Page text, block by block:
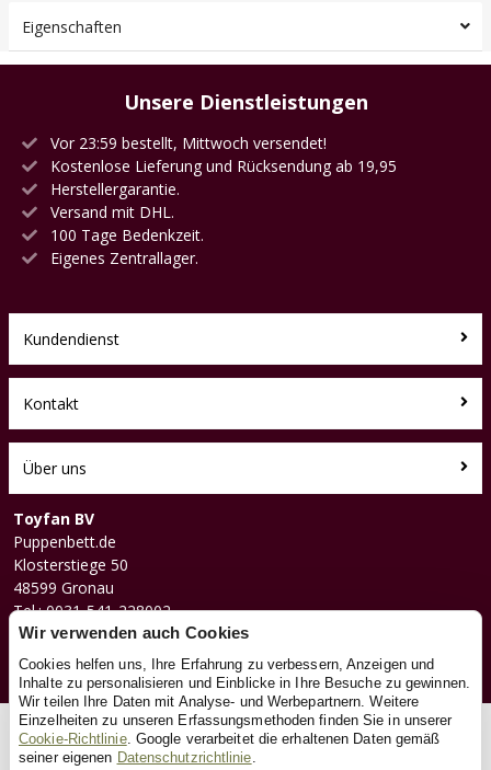
Eigenschaften
Unsere Dienstleistungen
Vor 23:59 bestellt, Mittwoch versendet!
Kostenlose Lieferung und Rücksendung ab 19,95
Herstellergarantie.
Versand mit DHL.
100 Tage Bedenkzeit.
Eigenes Zentrallager.
Kundendienst
Kontakt
Über uns
Toyfan BV
Puppenbett.de
Klosterstiege 50
48599 Gronau
Tel.: 0031-541-228002
Facebook
Instagram
© 2026 Toyfan BV
Allgemeine Geschäftsbedingungen
Haftungsausschluss
Wir verwenden auch Cookies
Cookies helfen uns, Ihre Erfahrung zu verbessern, Anzeigen und
Inhalte zu personalisieren und Einblicke in Ihre Besuche zu gewinnen.
Wir teilen Ihre Daten mit Analyse- und Werbepartnern. Weitere
Einzelheiten zu unseren Erfassungsmethoden finden Sie in unserer
Cookie-Richtlinie. Google verarbeitet die erhaltenen Daten gemäß
seiner eigenen Datenschutzrichtlinie